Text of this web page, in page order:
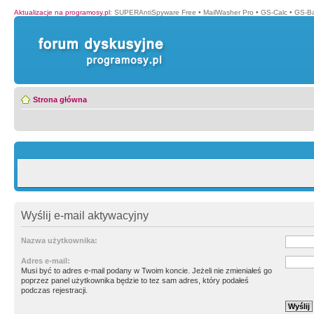
Aktualizacje na programosy.pl: SUPERAntiSpyware Free • MailWasher Pro • GS-Calc • GS-
Strona główna
Wyślij e-mail aktywacyjny
Nazwa użytkownika:
Adres e-mail:
Musi być to adres e-mail podany w Twoim koncie. Jeżeli nie zmieniałeś go
poprzez panel użytkownika będzie to tez sam adres, który podałeś
podczas rejestracji.